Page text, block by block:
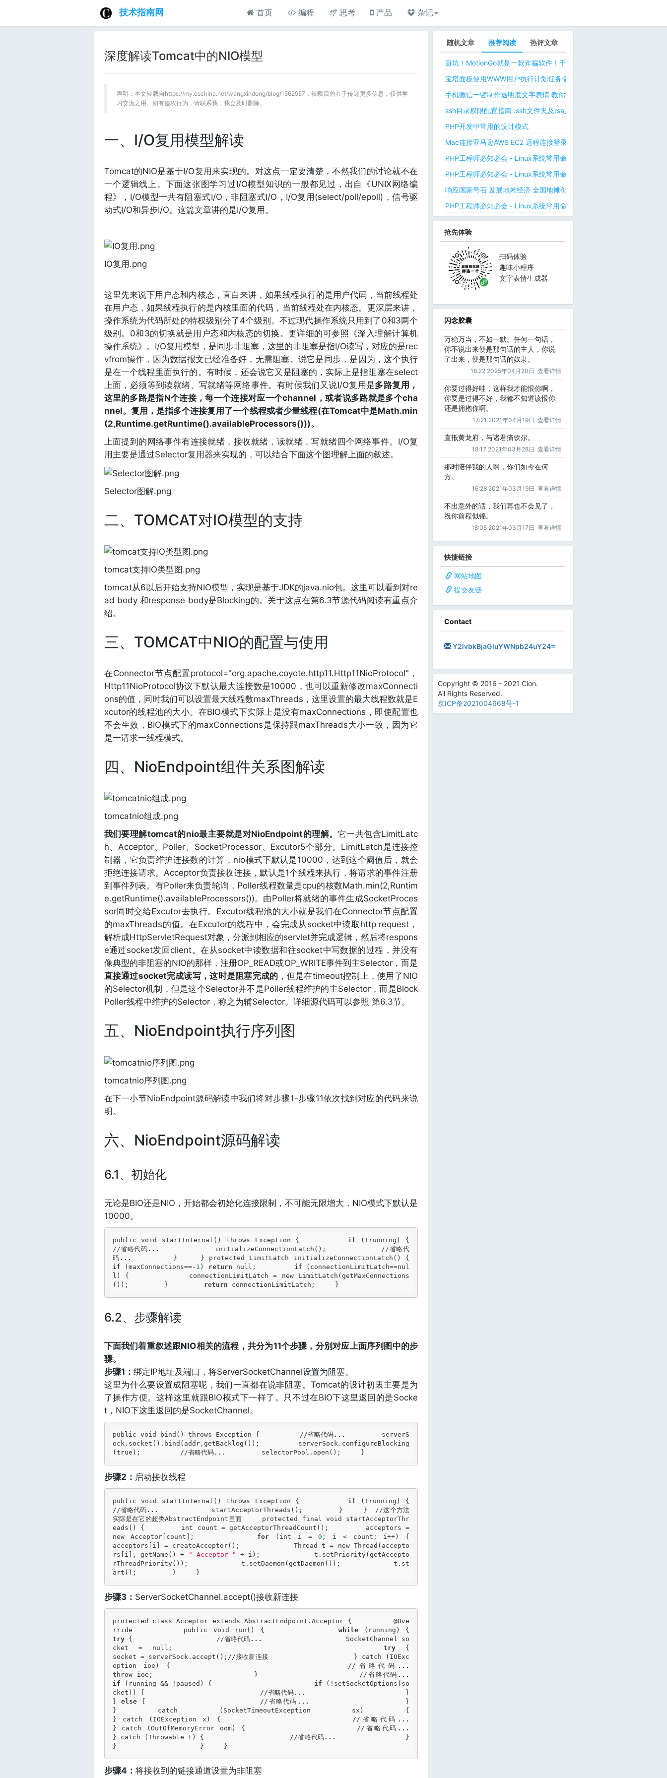
技术指南网 首页 编程 思考 产品 杂记
深度解读Tomcat中的NIO模型
声明：本文转载自https://my.oschina.net/wangxindong/blog/1562957，转载目的在于传递更多信息，仅供学
习交流之用。如有侵权行为，请联系我，我会及时删除。
一、I/O复用模型解读
Tomcat的NIO是基于I/O复用来实现的。对这点一定要清楚，不然我们的讨论就不在
一个逻辑线上。下面这张图学习过I/O模型知识的一般都见过，出自《UNIX网络编
程》，I/O模型一共有阻塞式I/O，非阻塞式I/O，I/O复用(select/poll/epoll)，信号驱
动式I/O和异步I/O。这篇文章讲的是I/O复用。
IO复用.png
这里先来说下用户态和内核态，直白来讲，如果线程执行的是用户代码，当前线程处
在用户态，如果线程执行的是内核里面的代码，当前线程处在内核态。更深层来讲，
操作系统为代码所处的特权级别分了4个级别。不过现代操作系统只用到了0和3两个
级别。0和3的切换就是用户态和内核态的切换。更详细的可参照《深入理解计算机
操作系统》。I/O复用模型，是同步非阻塞，这里的非阻塞是指I/O读写，对应的是rec
vfrom操作，因为数据报文已经准备好，无需阻塞。说它是同步，是因为，这个执行
是在一个线程里面执行的。有时候，还会说它又是阻塞的，实际上是指阻塞在select
上面，必须等到读就绪、写就绪等网络事件。有时候我们又说I/O复用是多路复用，
这里的多路是指N个连接，每一个连接对应一个channel，或者说多路就是多个cha
nnel。复用，是指多个连接复用了一个线程或者少量线程(在Tomcat中是Math.min
(2,Runtime.getRuntime().availableProcessors()))。
上面提到的网络事件有连接就绪，接收就绪，读就绪，写就绪四个网络事件。I/O复
用主要是通过Selector复用器来实现的，可以结合下面这个图理解上面的叙述。
Selector图解.png
二、TOMCAT对IO模型的支持
tomcat支持IO类型图.png
tomcat从6以后开始支持NIO模型，实现是基于JDK的java.nio包。这里可以看到对re
ad body 和response body是Blocking的。关于这点在第6.3节源代码阅读有重点介
绍。
三、TOMCAT中NIO的配置与使用
在Connector节点配置protocol="org.apache.coyote.http11.Http11NioProtocol"，
Http11NioProtocol协议下默认最大连接数是10000，也可以重新修改maxConnecti
ons的值，同时我们可以设置最大线程数maxThreads，这里设置的最大线程数就是E
xcutor的线程池的大小。在BIO模式下实际上是没有maxConnections，即使配置也
不会生效，BIO模式下的maxConnections是保持跟maxThreads大小一致，因为它
是一请求一线程模式。
四、NioEndpoint组件关系图解读
tomcatnio组成.png
我们要理解tomcat的nio最主要就是对NioEndpoint的理解。 它一共包含LimitLatc
h、Acceptor、Poller、SocketProcessor、Excutor5个部分。LimitLatch是连接控
制器，它负责维护连接数的计算，nio模式下默认是10000，达到这个阈值后，就会
拒绝连接请求。Acceptor负责接收连接，默认是1个线程来执行，将请求的事件注册
到事件列表。有Poller来负责轮询，Poller线程数量是cpu的核数Math.min(2,Runtim
e.getRuntime().availableProcessors())。由Poller将就绪的事件生成SocketProces
sor同时交给Excutor去执行。Excutor线程池的大小就是我们在Connector节点配置
的maxThreads的值。在Excutor的线程中，会完成从socket中读取http request，
解析成HttpServletRequest对象，分派到相应的servlet并完成逻辑，然后将respons
e通过socket发回client。在从socket中读数据和往socket中写数据的过程，并没有
像典型的非阻塞的NIO的那样，注册OP_READ或OP_WRITE事件到主Selector，而是
直接通过socket完成读写，这时是阻塞完成的 ，但是在timeout控制上，使用了NIO
的Selector机制，但是这个Selector并不是Poller线程维护的主Selector，而是Block
Poller线程中维护的Selector，称之为辅Selector。详细源代码可以参照 第6.3节。
五、NioEndpoint执行序列图
tomcatnio序列图.png
在下一小节NioEndpoint源码解读中我们将对步骤1-步骤11依次找到对应的代码来说
明。
六、NioEndpoint源码解读
6.1、初始化
无论是BIO还是NIO，开始都会初始化连接限制，不可能无限增大，NIO模式下默认是
10000。
public void startInternal() throws Exception { if (!running) {
//省略代码...
             initializeConnectionLatch();             //省略代
码 ...
if (maxConnections==- 1 ) return null; if (connectionLimitLatch==nul
l) {             connectionLimitLatch = new LimitLatch(getMaxConnections
());         } return connectionLimitLatch;     }
6.2、步骤解读
下面我们着重叙述跟NIO相关的流程，共分为11个步骤，分别对应上面序列图中的步
骤。
步骤1： 绑定IP地址及端口，将ServerSocketChannel设置为阻塞。
这里为什么要设置成阻塞呢，我们一直都在说非阻塞。Tomcat的设计初衷主要是为
了操作方便。这样这里就跟BIO模式下一样了。只不过在BIO下这里返回的是Socke
t，NIO下这里返回的是SocketChannel。
public void bind() throws Exception {          //省略代码...
         serverS
ock.socket().bind(addr,getBacklog());         serverSock.configureBlocking
(true);          //省略代码...
         selectorPool.open();     }
步骤2： 启动接收线程
public void startInternal() throws Exception { if (!running) {
//省略代码...
             startAcceptorThreads();         }     }  //这个方法
实际是在它的超类AbstractEndpoint里面     protected final void startAcceptorThr
eads() {         int count = getAcceptorThreadCount();         acceptors =
new Acceptor[count]; for (int i = 0 ; i < count; i++) {
acceptors[i] = createAcceptor();             Thread t = new Thread(accepto
rs[i], getName() +
"-Acceptor-"
+ i);             t.setPriority(getAccepto
rThreadPriority());             t.setDaemon(getDaemon());             t.st
art();         }     }
步骤3： ServerSocketChannel.accept()接收新连接
protected class Acceptor extends AbstractEndpoint.Acceptor {          @Ove
rride         public void run() { while
try {                     //省略代码...
                     SocketChannel so
cket = null; try {
socket = serverSock.accept();//接收新连接                     } catch (IOExc
eption ioe) {                         //省略代码 ...
throw ioe;                     }                     //省略代码 ...
if (running && !paused) { if (!setSocketOptions(so
cket)) {                             //省略代码...
                         }
} else {                         //省略代码 ...
                     }
} catch (SocketTimeoutException sx) {
} catch (IOException x) {                     //省略代码 ...
} catch (OutOfMemoryError oom) {                     //省略代码 ...
} catch (Throwable t) {                     //省略代码...
                 }
}                     }     }
步骤4： 将接收到的链接通道设置为非阻塞
随机文章 推荐阅读 热评文章
避坑！MotionGo就是一款诈骗软件！千万不要用ChatPPT，浪费时间！
宝塔面板使用WWW用户执行计划任务命令 解决laravel日志权限问题 宝
手机微信一键制作透明底文字表情 教你如何让微信表情包背景为透明
ssh目录权限配置指南 .ssh文件夹及rsa_id.pub等文件正确权限规则
PHP开发中常用的设计模式
Mac连接亚马逊AWS EC2 远程连接登录不上去 有pem私钥文件依然要
PHP工程师必知必会 - Linux系统常用命令 - Linux中的网络管理命令（
PHP工程师必知必会 - Linux系统常用命令 - Linux中的网络管理命令（
响应国家号召 发展地摊经济 全国地摊创业经验微信交流群
PHP工程师必知必会 - Linux系统常用命令 - Linux 用户和用户组管理
抢先体验
扫码体验
趣味小程序
文字表情生成器
闪念胶囊
万稳万当，不如一默。任何一句话，
你不说出来便是那句话的主人，你说
了出来，便是那句话的奴隶。
18:22 2025年04月20日 查看详情
你要过得好哇，这样我才能恨你啊，
你要是过得不好，我都不知道该恨你
还是拥抱你啊。
17:21 2021年04月19日 查看详情
直抵黄龙府，与诸君痛饮尔。
18:17 2021年03月28日 查看详情
那时陪伴我的人啊，你们如今在何
方。
16:28 2021年03月19日 查看详情
不出意外的话，我们再也不会见了，
祝你前程似锦。
18:05 2021年03月17日 查看详情
快捷链接
网站地图
提交友链
Contact
Y2lvbkBjaGluYWNpb24uY24=
Copyright © 2016 - 2021 Cion.
All Rights Reserved.
京ICP备2021004668号-1